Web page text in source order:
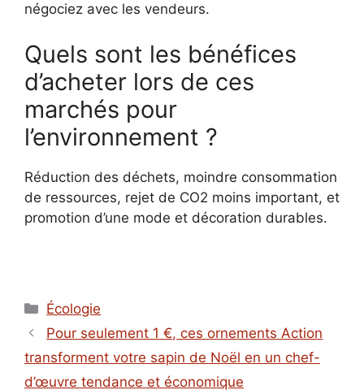
négociez avec les vendeurs.
Quels sont les bénéfices
d’acheter lors de ces
marchés pour
l’environnement ?
Réduction des déchets, moindre consommation
de ressources, rejet de CO2 moins important, et
promotion d’une mode et décoration durables.
Catégories
Écologie
Pour seulement 1 €, ces ornements Action
transforment votre sapin de Noël en un chef-
d’œuvre tendance et économique